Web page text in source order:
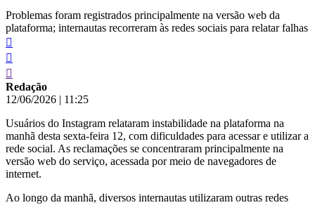
Problemas foram registrados principalmente na versão web da
plataforma; internautas recorreram às redes sociais para relatar falhas
Redação
12/06/2026 | 11:25
Usuários do Instagram relataram instabilidade na plataforma na
manhã desta sexta-feira 12, com dificuldades para acessar e utilizar a
rede social. As reclamações se concentraram principalmente na
versão web do serviço, acessada por meio de navegadores de
internet.
Ao longo da manhã, diversos internautas utilizaram outras redes